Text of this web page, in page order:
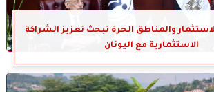
والمناطق الحرة تبحث تعزيز الشراكة
الاستثمارية مع اليونان